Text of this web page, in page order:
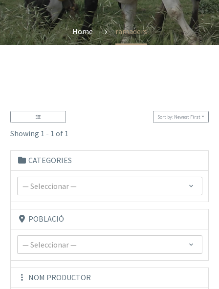
Home ramaders
Showing 1 - 1 of 1
Sort by: Newest First
CATEGORIES
— Seleccionar —
POBLACIÓ
— Seleccionar —
NOM PRODUCTOR